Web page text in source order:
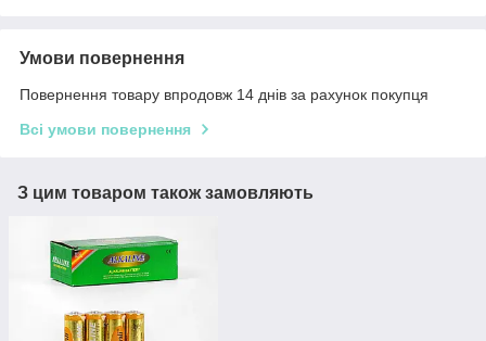
Умови повернення
Повернення товару впродовж 14 днів за рахунок покупця
Всі умови повернення
З цим товаром також замовляють